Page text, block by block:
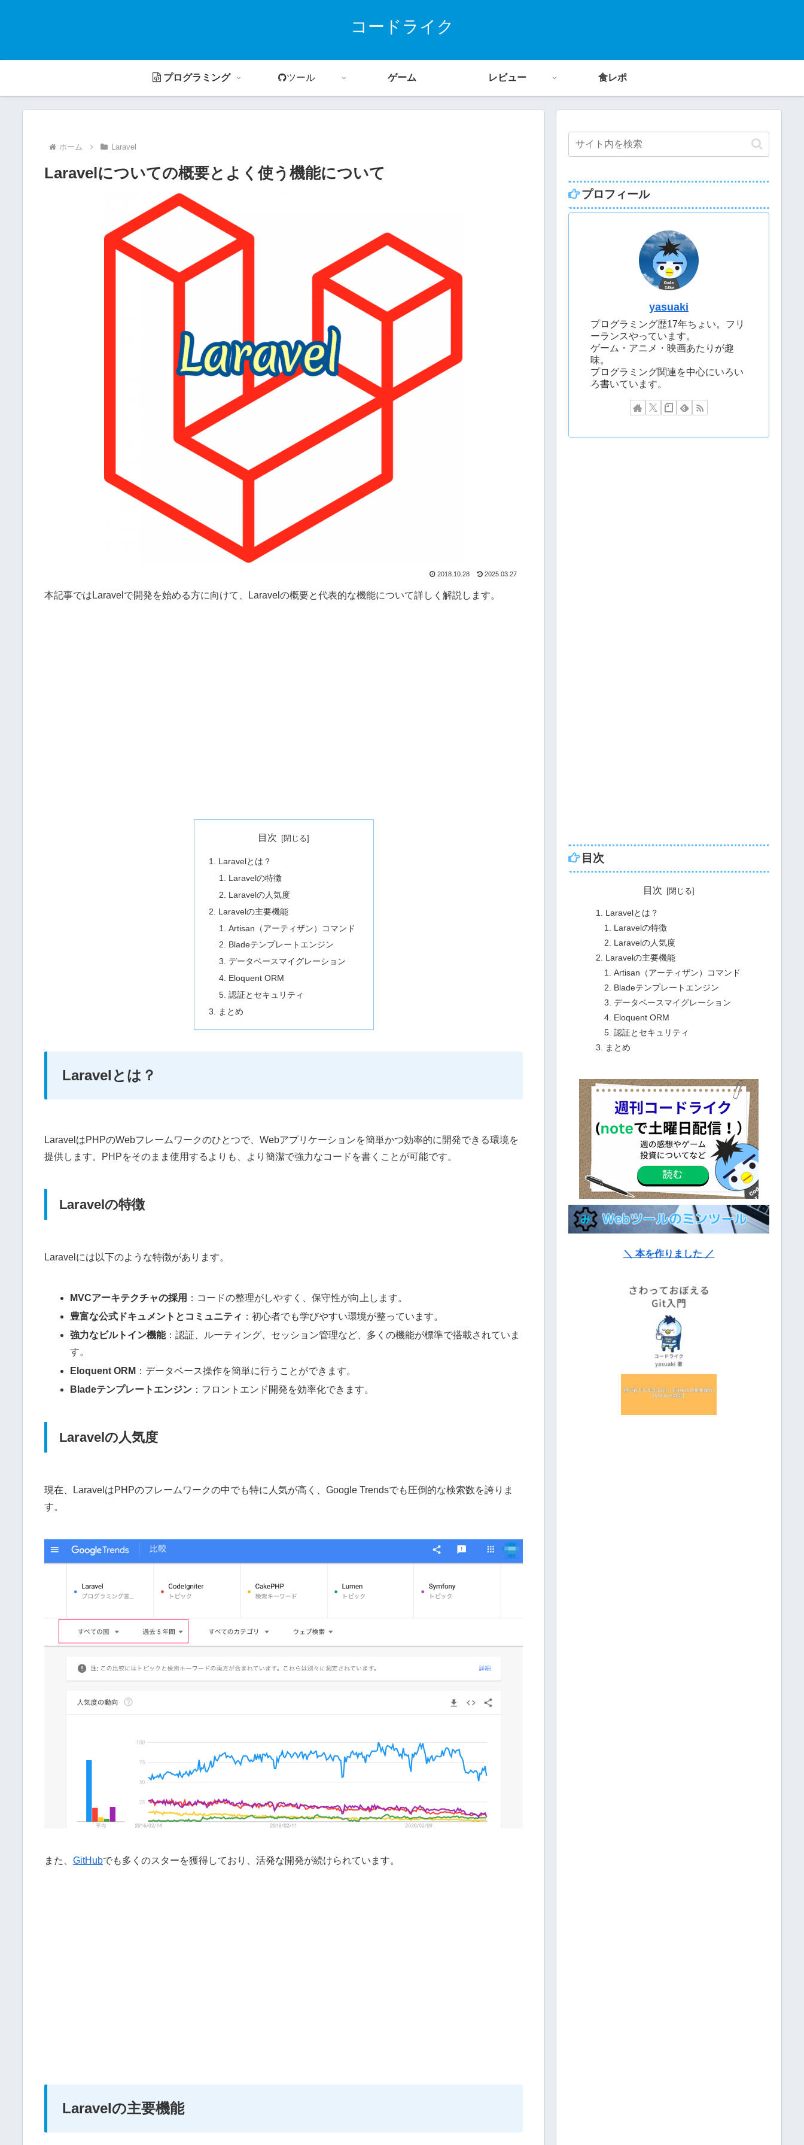
コードライク
プログラミング ツール ゲーム レビュー 食レポ
ホーム Laravel
Laravelについての概要とよく使う機能について
2018.10.28 2025.03.27
本記事ではLaravelで開発を始める方に向けて、Laravelの概要と代表的な機能について詳しく解説します。
目次
Laravelとは？
Laravelの特徴
Laravelの人気度
Laravelの主要機能
Artisan（アーティザン）コマンド
Bladeテンプレートエンジン
データベースマイグレーション
Eloquent ORM
認証とセキュリティ
まとめ
Laravelとは？
LaravelはPHPのWebフレームワークのひとつで、Webアプリケーションを簡単かつ効率的に開発できる環境を
提供します。PHPをそのまま使用するよりも、より簡潔で強力なコードを書くことが可能です。
Laravelの特徴
Laravelには以下のような特徴があります。
MVCアーキテクチャの採用 ：コードの整理がしやすく、保守性が向上します。
豊富な公式ドキュメントとコミュニティ ：初心者でも学びやすい環境が整っています。
強力なビルトイン機能：認証、ルーティング、セッション管理など、多くの機能が標準で搭載されていま
す。
Eloquent ORM ：データベース操作を簡単に行うことができます。
Bladeテンプレートエンジン ：フロントエンド開発を効率化できます。
Laravelの人気度
現在、LaravelはPHPのフレームワークの中でも特に人気が高く、Google Trendsでも圧倒的な検索数を誇りま
す。
また、 GitHubでも多くのスターを獲得しており、活発な開発が続けられています。
Laravelの主要機能
プロフィール
yasuaki
プログラミング歴17年ちょい。フリ
ーランスやっています。
ゲーム・アニメ・映画あたりが趣
味。
プログラミング関連を中心にいろい
ろ書いています。
目次
目次
Laravelとは？
Laravelの特徴
Laravelの人気度
Laravelの主要機能
Artisan（アーティザン）コマンド
Bladeテンプレートエンジン
データベースマイグレーション
Eloquent ORM
認証とセキュリティ
まとめ
＼ 本を作りました ／